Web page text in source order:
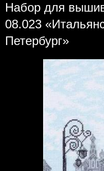
Набор для
08.023
Петербург»